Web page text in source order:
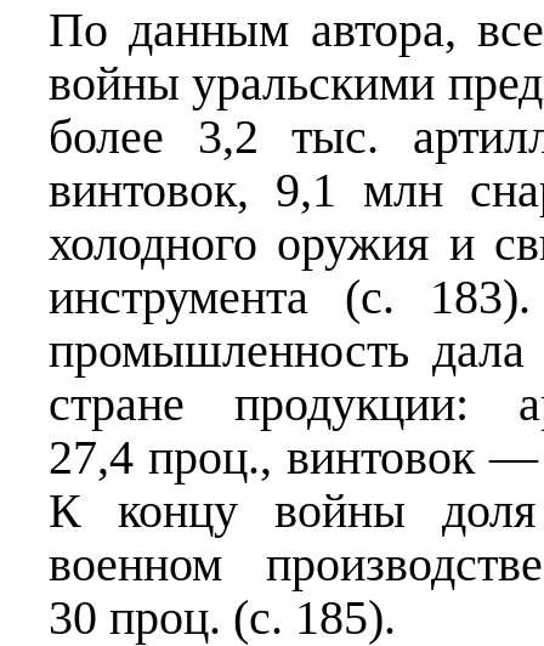
По данным автора,
войны уральскими
более 3,2 тыс.
винтовок, 9,1 млн
холодного оружия и
инструмента (с.
промышленность
стране продукции:
27,4 проц., винтовок
К концу войны доля
военном
30 проц. (с. 185).